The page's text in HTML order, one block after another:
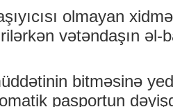
olmayan
vətəndaşın əl-
bitməsinə
pasportun